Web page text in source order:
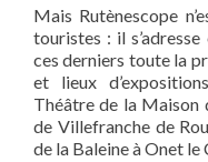
Mais Rutènescope
touristes : il
ces derniers toute la
et lieux
Théâtre de la Maison
de Villefranche de
de la Baleine à Onet le